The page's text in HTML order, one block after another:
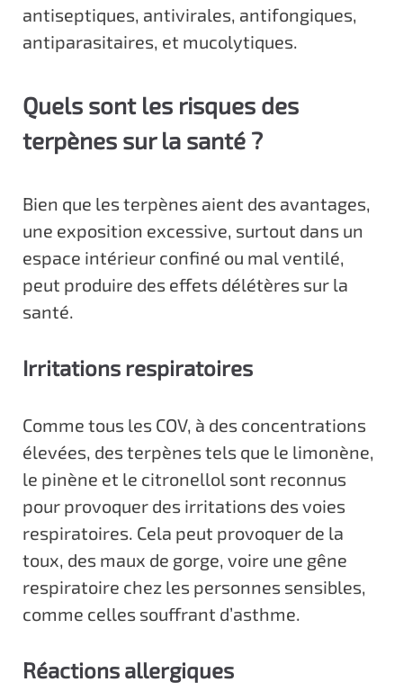
antiseptiques, antivirales, antifongiques,
antiparasitaires, et mucolytiques.
Quels sont les risques des
terpènes sur la santé ?
Bien que les terpènes aient des avantages,
une exposition excessive, surtout dans un
espace intérieur confiné ou mal ventilé,
peut produire des effets délétères sur la
santé.
Irritations respiratoires
Comme tous les COV, à des concentrations
élevées, des terpènes tels que le limonène,
le pinène et le citronellol sont reconnus
pour provoquer des irritations des voies
respiratoires. Cela peut provoquer de la
toux, des maux de gorge, voire une gêne
respiratoire chez les personnes sensibles,
comme celles souffrant d’asthme.
Réactions allergiques